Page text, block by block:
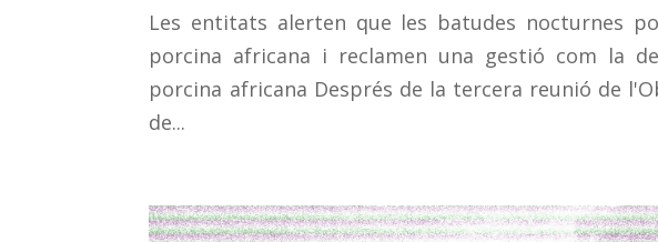
Les entitats alerten que les batudes nocturnes
porcina africana i reclamen una gestió com la
porcina africana Després de la tercera reunió de
de...